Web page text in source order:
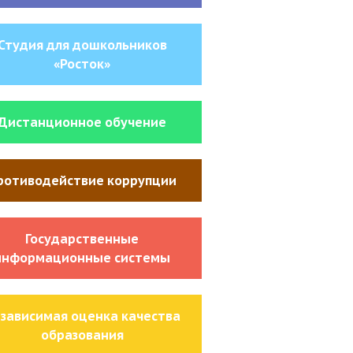
для дошкольников
«Росток»
обучение
коррупции
Государственные
системы
оценка качества
образования